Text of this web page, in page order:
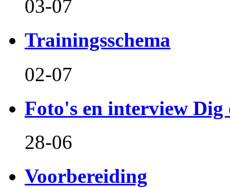
03-07
Trainingsschema
02-07
Foto's en interview Dig
28-06
Voorbereiding